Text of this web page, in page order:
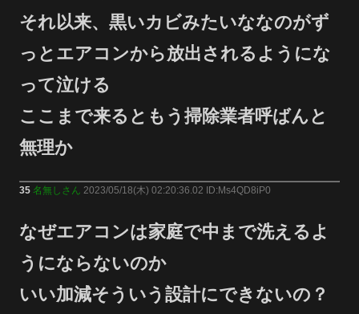
それ以来、黒いカビみたいななのがず
っとエアコンから放出されるようにな
って泣ける
ここまで来るともう掃除業者呼ばんと
無理か
35 名無しさん 2023/05/18(木) 02:20:36.02 ID:Ms4QD8iP0
なぜエアコンは家庭で中まで洗えるよ
うにならないのか
いい加減そういう設計にできないの？